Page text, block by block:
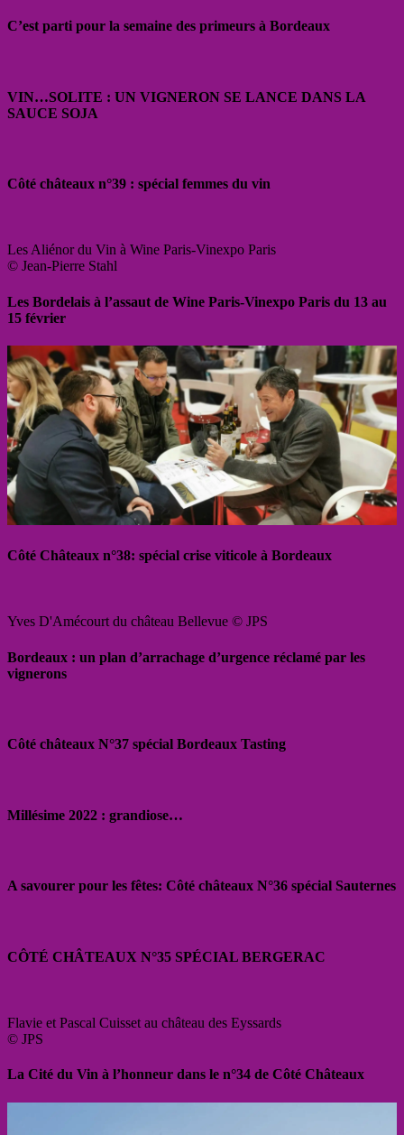
C’est parti pour la semaine des primeurs à Bordeaux
VIN…SOLITE : UN VIGNERON SE LANCE DANS LA
SAUCE SOJA
Côté châteaux n°39 : spécial femmes du vin
Les Aliénor du Vin à Wine Paris-Vinexpo Paris
© Jean-Pierre Stahl
Les Bordelais à l’assaut de Wine Paris-Vinexpo Paris du 13 au
15 février
Côté Châteaux n°38: spécial crise viticole à Bordeaux
Yves D'Amécourt du château Bellevue © JPS
Bordeaux : un plan d’arrachage d’urgence réclamé par les
vignerons
Côté châteaux N°37 spécial Bordeaux Tasting
Millésime 2022 : grandiose…
A savourer pour les fêtes: Côté châteaux N°36 spécial Sauternes
CÔTÉ CHÂTEAUX N°35 SPÉCIAL BERGERAC
Flavie et Pascal Cuisset au château des Eyssards
© JPS
La Cité du Vin à l’honneur dans le n°34 de Côté Châteaux